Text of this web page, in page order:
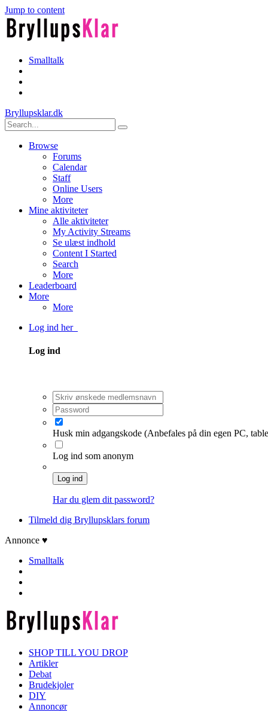
Jump to content
Smalltalk
Bryllupsklar.dk
Browse
Forums
Calendar
Staff
Online Users
More
Mine aktiviteter
Alle aktiviteter
My Activity Streams
Se ulæst indhold
Content I Started
Search
More
Leaderboard
More
More
Log ind her
Log ind
Husk min adgangskode (Anbefales på din egen PC,
Log ind som anonym
Log ind
Har du glem dit password?
Tilmeld dig Bryllupsklars forum
Annonce ♥
Smalltalk
SHOP TILL YOU DROP
Artikler
Debat
Brudekjoler
DIY
Annoncør